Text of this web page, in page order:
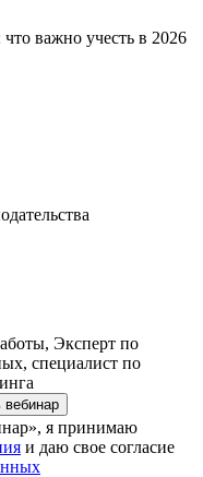
важно учесть в 2026
Эксперт по
специалист по
вебинар
я принимаю
и даю свое согласие